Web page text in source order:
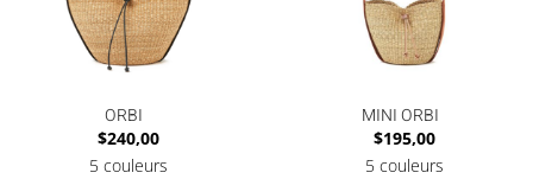
ORBI
$240,00
5 couleurs
MINI ORBI
$195,00
5 couleurs